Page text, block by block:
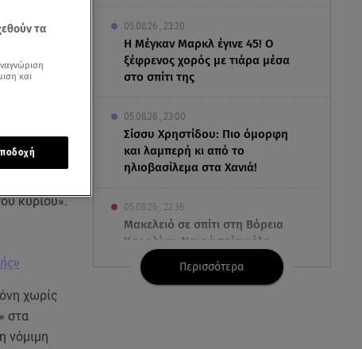
05.08.26 , 23:20
Η Μέγκαν Μαρκλ έγινε 45! Ο
ξέφρενος χορός με τιάρα μέσα
στο σπίτι της
05.08.26 , 23:00
Σίσσυ Χρηστίδου: Πιο όμορφη
και λαμπερή κι από το
ηλιοβασίλεμα στα Χανιά!
05.08.26 , 22:36
Μακελειό σε σπίτι στη Βόρεια
Καρολίνα: Νεκρά τρία μέλη
οικογένειας
Περισσότερα
κυρίου».
χωρίς
στα
νόμιμη
τα
και